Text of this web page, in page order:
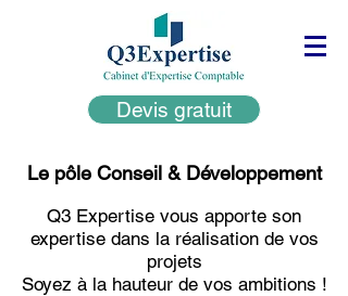
Devis gratuit
Le pôle Conseil & Développement
Q3 Expertise vous apporte son
expertise dans la réalisation de vos
projets
Soyez à la hauteur de vos ambitions !